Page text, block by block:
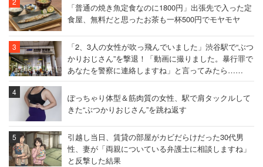
「普通の焼き魚定食なのに1800円」出張先で入った定
食屋、無料だと思ったお茶も一杯500円でモヤモヤ
「2、3人の女性が吹っ飛んでいました」渋谷駅で“ぶつ
かりおじさん”を撃退！「動画に撮りました。暴行罪で
あなたを警察に連絡しますね」と言ってみたら……
ぽっちゃり体型＆筋肉質の女性、駅で肩タックルして
きた“ぶつかりおじさん”を跳ね返す
引越し当日、賃貸の部屋がカビだらけだった30代男
性、妻が「両親についている弁護士に相談しますね」
と反撃した結果